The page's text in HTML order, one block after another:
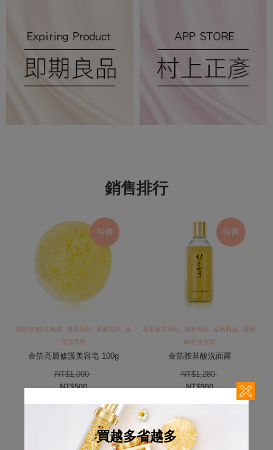
銷售排行
特價
潔顏/卸粧/去角質 產品系列 肌膚需求
金
箔皂系列
金箔亮麗修護美容皂 100g
NT$1,000原始價格：NT$1,000。
NT$500
特價
亮采金箔系列 優惠商品 推薦商品
潔顏/
卸粧/去角質
金箔胺基酸洗面露
NT$1,280原始價格：
NT$990
目前價格：NT$990
買越多省越多